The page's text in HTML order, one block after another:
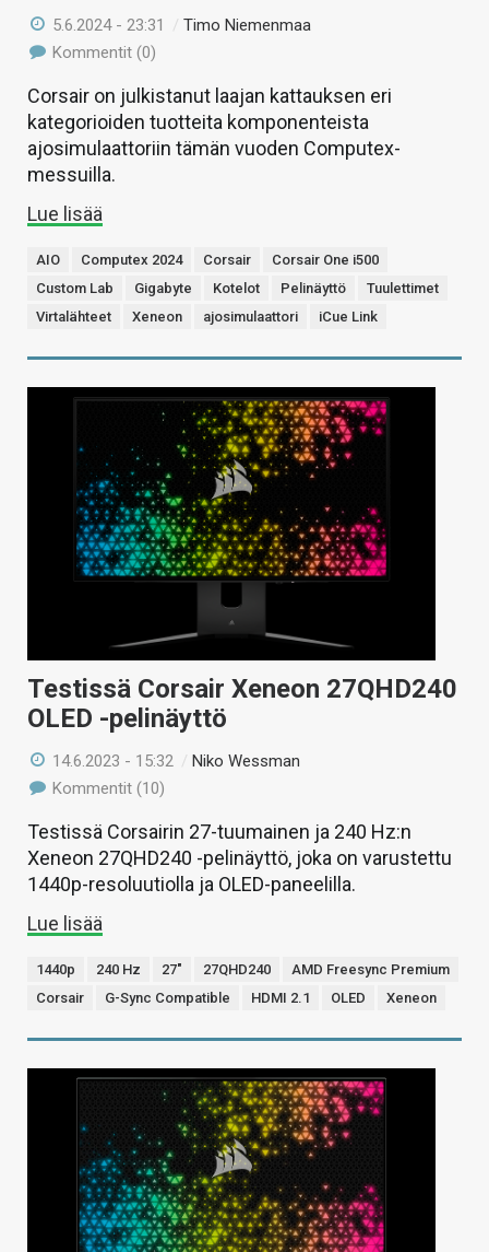
5.6.2024 - 23:31 /Timo Niemenmaa
Kommentit (0)
Corsair on julkistanut laajan kattauksen eri
kategorioiden tuotteita komponenteista
ajosimulaattoriin tämän vuoden Computex-
messuilla.
Lue lisää
AIO Computex 2024 Corsair
Corsair One i500
Custom Lab
Gigabyte Kotelot Pelinäyttö
Tuulettimet
Virtalähteet
Xeneon ajosimulaattori iCue Link
Testissä Corsair Xeneon 27QHD240
OLED -pelinäyttö
14.6.2023 - 15:32 /Niko Wessman
Kommentit (10)
Testissä Corsairin 27-tuumainen ja 240 Hz:n
Xeneon 27QHD240 -pelinäyttö, joka on varustettu
1440p-resoluutiolla ja OLED-paneelilla.
Lue lisää
1440p 240 Hz 27" 27QHD240
AMD Freesync Premium
Corsair
G-Sync Compatible HDMI 2.1 OLED Xeneon